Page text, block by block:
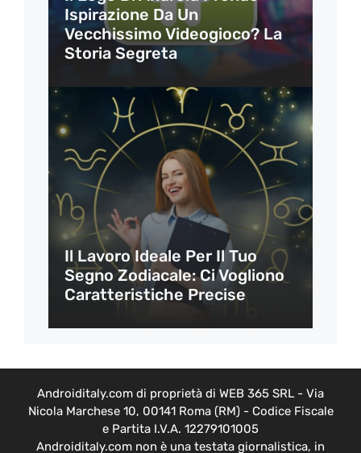
Ispirazione Da Un
Vecchissimo Videogioco? La
Storia Segreta
Il Lavoro Ideale Per Il Tuo
Segno Zodiacale: Ci Vogliono
Caratteristiche Precise
Androiditaly.com di proprietà di WEB 365 SRL - Via
Nicola Marchese 10, 00141 Roma (RM) - Codice Fiscale
e Partita I.V.A. 12279101005
Androiditaly.com non è una testata giornalistica, in